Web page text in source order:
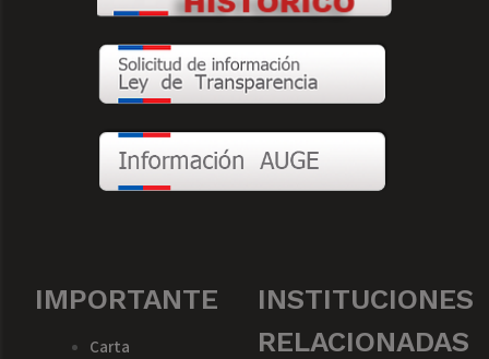
IMPORTANTE
Carta
INSTITUCIONES
RELACIONADAS